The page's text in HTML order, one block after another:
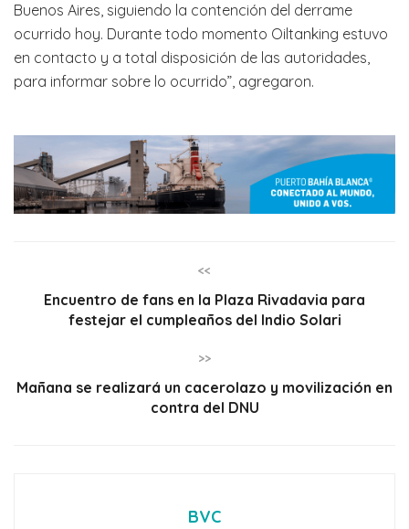
Buenos Aires, siguiendo la contención del derrame
ocurrido hoy. Durante todo momento Oiltanking estuvo
en contacto y a total disposición de las autoridades,
para informar sobre lo ocurrido”, agregaron.
<<
Encuentro de fans en la Plaza Rivadavia para
festejar el cumpleaños del Indio Solari
>>
Mañana se realizará un cacerolazo y movilización en
contra del DNU
BVC